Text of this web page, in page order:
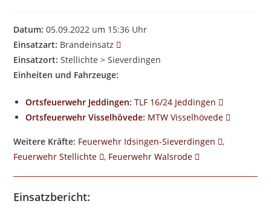
Datum: 05.09.2022 um 15:36 Uhr
Einsatzart: Brandeinsatz
Einsatzort: Stellichte > Sieverdingen
Einheiten und Fahrzeuge:
Ortsfeuerwehr Jeddingen: TLF 16/24 Jeddingen
Ortsfeuerwehr Visselhövede: MTW Visselhövede
Weitere Kräfte: Feuerwehr Idsingen-Sieverdingen
,
Feuerwehr Stellichte
, Feuerwehr Walsrode
Einsatzbericht: